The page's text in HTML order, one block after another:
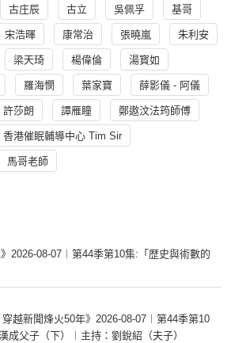
古庄辰 古立 吳佩孚 基哥
宋浩暉 康常治 張曉嵐 朱利安
梁天琦 楊偉倫 湯寳如
羅海憫 葉家寶 薛影儀 - 阿儀
許莎朗 譚雁瞳 鄭遨汶法筠師傅
香港催眠輔導中心 Tim Sir
馬哥老師
2026-08-07︱第44季第10集:「歴史與術數的
穿越新聞烽火50年》2026-08-07︱第44季第10
成父子（下）︱主持：劉銳紹（夫子）